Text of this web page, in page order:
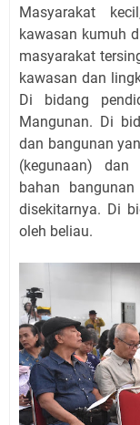
Masyarakat
kawasan kumuh
masyarakat
kawasan dan
Di bidang
Mangunan. Di
dan bangunan
(kegunaan) dan
bahan
disekitarnya. Di
oleh beliau.